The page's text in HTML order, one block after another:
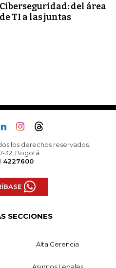
Ciberseguridad: del área
de TI a las juntas
los derechos reservados.
32, Bogotá
4227600
SECCIONES
Alta Gerencia
Asuntos Legales